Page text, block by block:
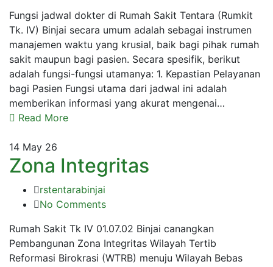
Fungsi jadwal dokter di Rumah Sakit Tentara (Rumkit
Tk. IV) Binjai secara umum adalah sebagai instrumen
manajemen waktu yang krusial, baik bagi pihak rumah
sakit maupun bagi pasien. Secara spesifik, berikut
adalah fungsi-fungsi utamanya: 1. Kepastian Pelayanan
bagi Pasien Fungsi utama dari jadwal ini adalah
memberikan informasi yang akurat mengenai…
Read More
14 May 26
Zona Integritas
rstentarabinjai
No Comments
Rumah Sakit Tk IV 01.07.02 Binjai canangkan
Pembangunan Zona Integritas Wilayah Tertib
Reformasi Birokrasi (WTRB) menuju Wilayah Bebas